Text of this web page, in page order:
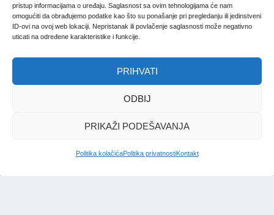
pristup informacijama o uređaju. Saglasnost sa ovim tehnologijama će nam
omogućiti da obrađujemo podatke kao što su ponašanje pri pregledanju ili jedinstveni
ID-ovi na ovoj web lokaciji. Nepristanak ili povlačenje saglasnosti može negativno
uticati na određene karakteristike i funkcije.
PRIHVATI
ODBIJ
PRIKAŽI PODEŠAVANJA
Politika kolačićaPolitika privatnostiKontakt